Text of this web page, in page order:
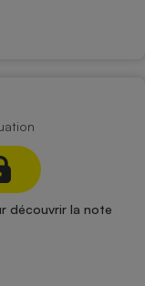
découvrir la note